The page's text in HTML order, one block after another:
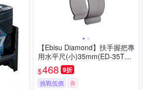
【Ebisu Diamond】扶手握把專
用水平尺(小)35mm(ED-35TS
$468 9折
挑戰低價 券